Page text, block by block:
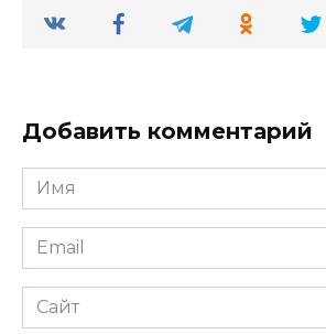
Добавить комментарий
Имя
*
Email
*
Сайт